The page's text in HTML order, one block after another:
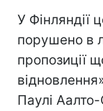
У Фінляндії
порушено в
пропозиції
Паулі